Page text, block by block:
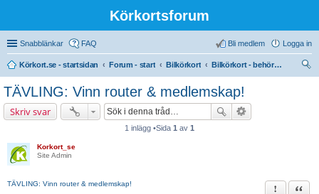
Körkortsforum
Snabblänkar FAQ Logga in
Bli medlem
Körkort.se - startsidan Forum - start Bilkörkort
Bilkörkort - behörighet (B)
TÄVLING: Vinn router & medlemskap!
Skriv svar
1 inlägg •Sida 1 av 1
Korkort_se
Site Admin
TÄVLING: Vinn router & medlemskap! Citat